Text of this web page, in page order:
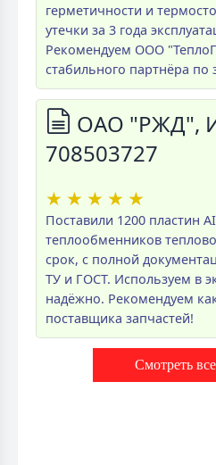
герметичности и
утечки за 3 года
Рекомендуем ООО
стабильного партнёра по
ОАО "РЖД",
708503727
★ ★ ★ ★ ★
Поставили 1200 пластин
теплообменников
срок, с полной
ТУ и ГОСТ. Используем в
надёжно. Рекомендуем
поставщика запчастей!
Смотреть